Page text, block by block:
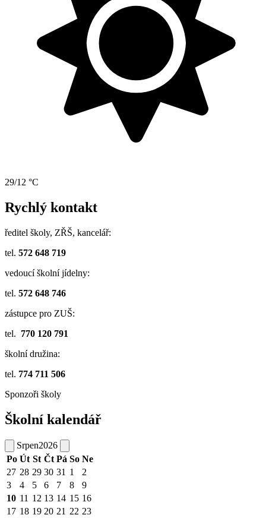
29/12 °C
Rychlý kontakt
ředitel školy, ZŘŠ, kancelář:
tel. 572 648 719
vedoucí školní jídelny:
tel. 572 648 746
zástupce pro ZUŠ:
tel. 770 120 791
školní družina:
tel. 774 711 506
Sponzoři školy
Školní kalendář
Srpen2026
Po Út St Čt Pá So Ne
27 28 29 30 31 1
2
3
4 5 6 7 8
9
10 11 12 13 14 15 16
17 18 19 20 21 22 23